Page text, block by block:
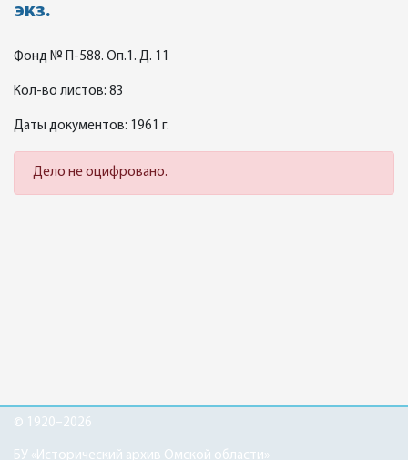
экз.
Фонд № П-588. Оп.1. Д. 11
Кол-во листов: 83
Даты документов: 1961 г.
Дело не оцифровано.
© 1920–2026
БУ «Исторический архив Омской области»